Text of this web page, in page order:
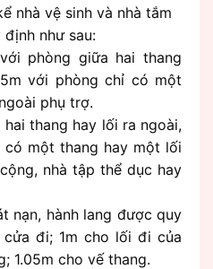
nhà vệ sinh và nhà tắm
như sau:
phòng giữa hai thang
với phòng chỉ có một
phụ trợ.
thang hay lối ra ngoài,
một thang hay một lối
nhà tập thể dục hay
nạn, hành lang được quy
đi; 1m cho lối đi của
1.05m cho vế thang.